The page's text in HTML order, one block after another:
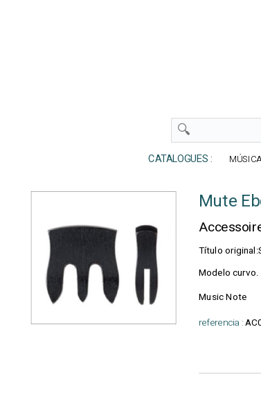
CATALOGUES :
Mute
Título
Modelo curvo.
Music Note
referencia :